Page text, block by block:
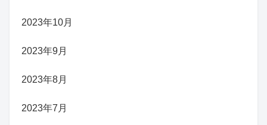
2023年10月
2023年9月
2023年8月
2023年7月